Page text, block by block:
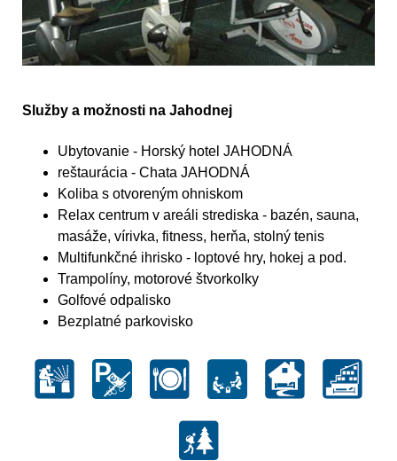
Služby a možnosti na Jahodnej
Ubytovanie - Horský hotel JAHODNÁ
reštaurácia - Chata JAHODNÁ
Koliba s otvoreným ohniskom
Relax centrum v areáli strediska - bazén, sauna,
masáže, vírivka, fitness, herňa, stolný tenis
Multifunkčné ihrisko - loptové hry, hokej a pod.
Trampolíny, motorové štvorkolky
Golfové odpalisko
Bezplatné parkovisko